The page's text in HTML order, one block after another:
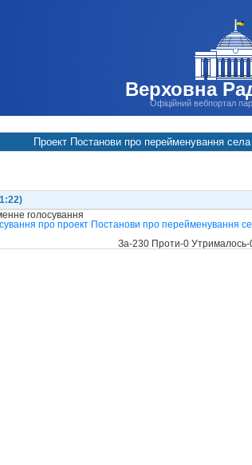
Верховна
Офіційний вебпортал
Проект Постанови про перейменування
голосування
про проект Постанови про перейменування
За-230 Проти-0 Утрималось-